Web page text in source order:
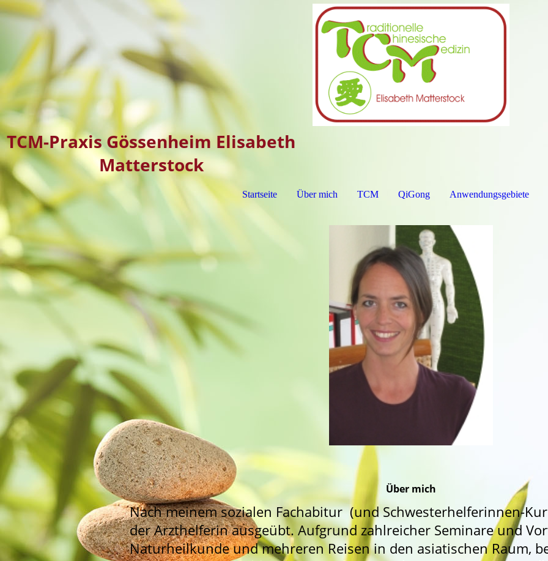
TCM-Praxis Gössenheim Elisabeth
Matterstock
Startseite Über mich TCM QiGong Anwendungsgebiete
Über mich
Nach meinem sozialen Fachabitur (und Schwesterhelferinnen-
der Arzthelferin ausgeübt. Aufgrund zahlreicher Seminare und
Naturheilkunde und mehreren Reisen in den asiatischen Raum,